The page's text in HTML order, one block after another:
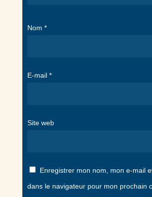
Nom *
E-mail *
Site web
Enregistrer mon nom, mon e-mail
dans le navigateur pour mon prochain